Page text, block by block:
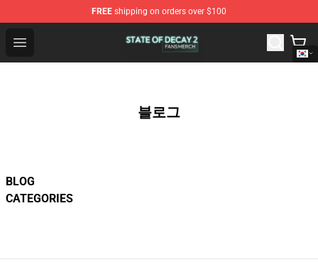
FREE shipping on orders over $100
Open menu
State Of Decay 2 Shop - Official State Of Decay 2
블로그
BLOG
CATEGORIES